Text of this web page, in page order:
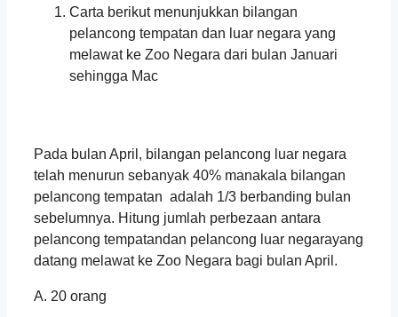
Carta berikut menunjukkan bilangan
pelancong tempatan dan luar negara yang
melawat ke Zoo Negara dari bulan Januari
sehingga Mac
Pada bulan April, bilangan pelancong luar negara
telah menurun sebanyak 40% manakala bilangan
pelancong tempatan adalah 1/3 berbanding bulan
sebelumnya. Hitung jumlah perbezaan antara
pelancong tempatandan pelancong luar negarayang
datang melawat ke Zoo Negara bagi bulan April.
A. 20 orang